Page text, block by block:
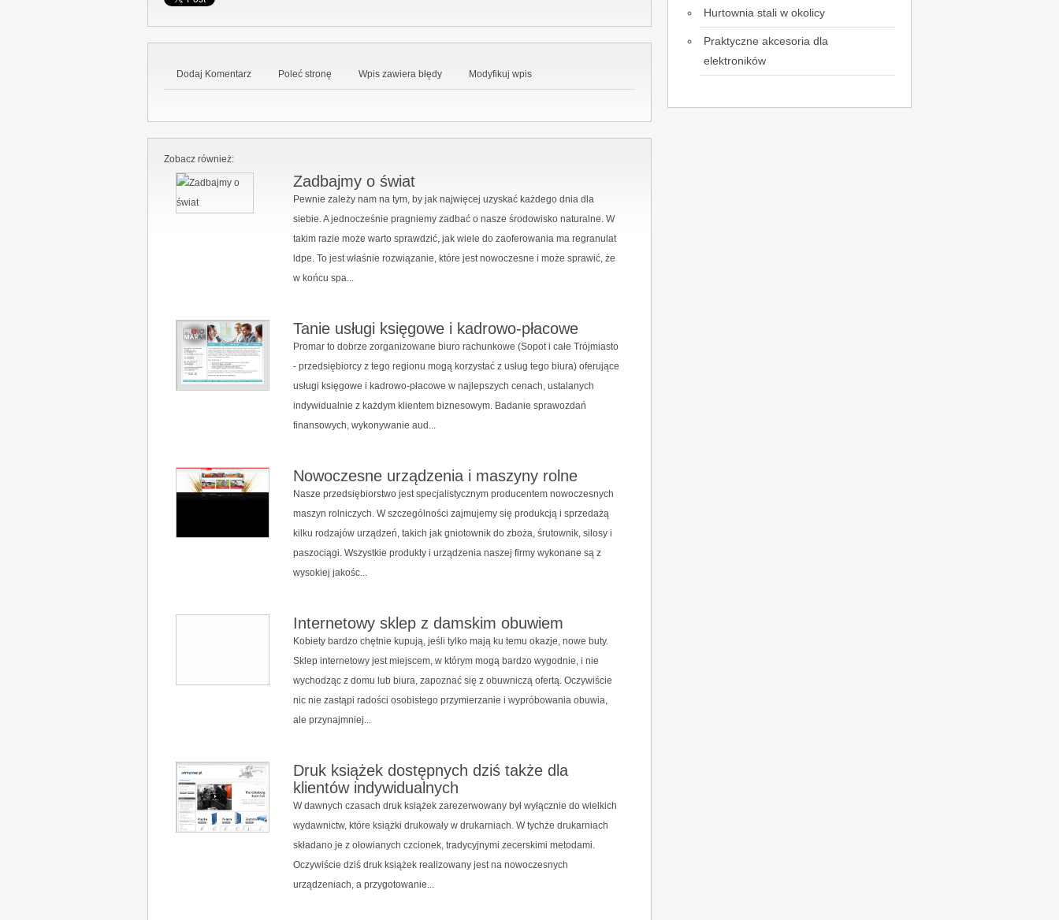
Dodaj Komentarz Poleć stronę Wpis zawiera błędy Modyfikuj wpis
Zobacz również:
Zadbajmy o świat
Pewnie zależy nam na tym, by jak najwięcej uzyskać każdego dnia dla
siebie. A jednocześnie pragniemy zadbać o nasze środowisko naturalne. W
takim razie może warto sprawdzić, jak wiele do zaoferowania ma regranulat
ldpe. To jest właśnie rozwiązanie, które jest nowoczesne i może sprawić, że
w końcu spa...
Tanie usługi księgowe i kadrowo-płacowe
Promar to dobrze zorganizowane biuro rachunkowe (Sopot i całe Trójmiasto
- przedsiębiorcy z tego regionu mogą korzystać z usług tego biura) oferujące
usługi księgowe i kadrowo-płacowe w najlepszych cenach, ustalanych
indywidualnie z każdym klientem biznesowym. Badanie sprawozdań
finansowych, wykonywanie aud...
Nowoczesne urządzenia i maszyny rolne
Nasze przedsiębiorstwo jest specjalistycznym producentem nowoczesnych
maszyn rolniczych. W szczególności zajmujemy się produkcją i sprzedażą
kilku rodzajów urządzeń, takich jak gniotownik do zboża, śrutownik, silosy i
paszociągi. Wszystkie produkty i urządzenia naszej firmy wykonane są z
wysokiej jakośc...
Internetowy sklep z damskim obuwiem
Kobiety bardzo chętnie kupują, jeśli tylko mają ku temu okazje, nowe buty.
Sklep internetowy jest miejscem, w którym mogą bardzo wygodnie, i nie
wychodząc z domu lub biura, zapoznać się z obuwniczą ofertą. Oczywiście
nic nie zastąpi radości osobistego przymierzanie i wypróbowania obuwia,
ale przynajmniej...
Druk książek dostępnych dziś także dla
klientów indywidualnych
W dawnych czasach druk książek zarezerwowany był wyłącznie do wielkich
wydawnictw, które książki drukowały w drukarniach. W tychże drukarniach
składano je z ołowianych czcionek, tradycyjnymi zecerskimi metodami.
Oczywiście dziś druk książek realizowany jest na nowoczesnych
urządzeniach, a przygotowanie...
Hurtownia stali w okolicy
Praktyczne akcesoria dla
elektroników